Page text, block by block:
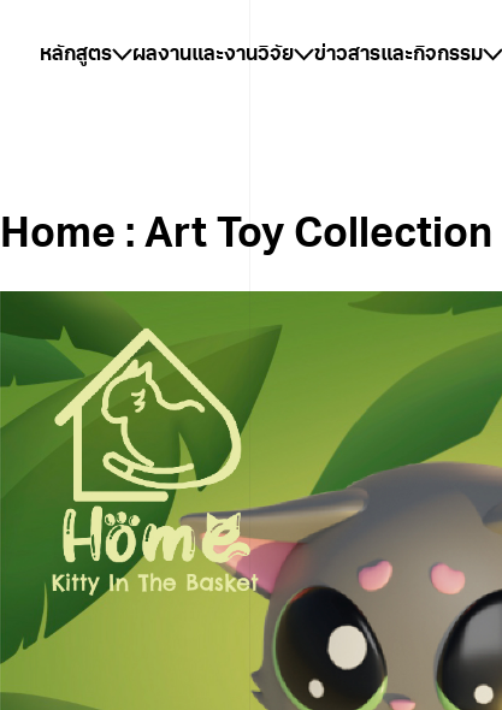
หลักสูตร ผลงานและงานวิจัย ข่าวสารและกิจกรรม
Home : Art Toy Collection